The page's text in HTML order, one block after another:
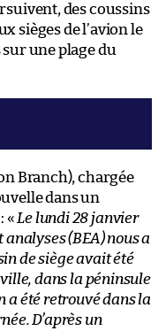
des coussins
sièges de l’avion le
une plage du
Branch), chargée
dans un
« Le lundi 28 janvier
(BEA) nous a
de siège avait été
dans la péninsule
a été retrouvé dans la
D’après un